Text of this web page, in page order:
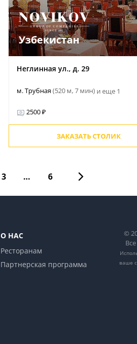
Узбекистан
Неглинная ул., д. 29
м. Трубная(520 м, 7 мин) и еще 1
2500 ₽
ЗАКАЗАТЬ СТОЛИК
3 … 6
О НАС
Ресторанам
Партнерская программа
©
ваше